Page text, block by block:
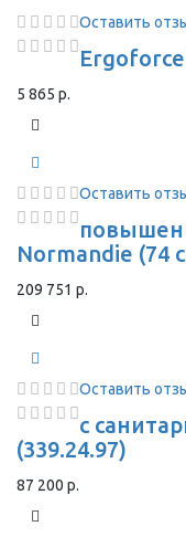
Оставить
Ergoforce
5 865 р.
Оставить
Normandie (74
209 751 р.
Оставить
с
(339.24.97)
87 200 р.